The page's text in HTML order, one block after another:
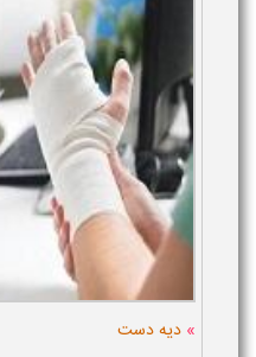
» دیه دست